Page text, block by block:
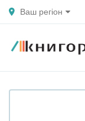
Ваш регіон